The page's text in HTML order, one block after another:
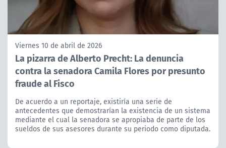
Viernes 10 de abril de 2026
La pizarra de Alberto Precht: La denuncia
contra la senadora Camila Flores por presunto
fraude al Fisco
De acuerdo a un reportaje, existiría una serie de
antecedentes que demostrarían la existencia de un sistema
mediante el cual la senadora se apropiaba de parte de los
sueldos de sus asesores durante su periodo como diputada.